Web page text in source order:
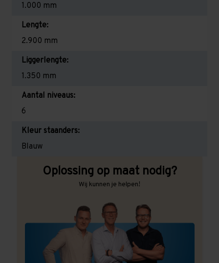
1.000 mm
Lengte:
2.900 mm
Liggerlengte:
1.350 mm
Aantal niveaus:
6
Kleur staanders:
Blauw
Oplossing op maat nodig?
Wij kunnen je helpen!